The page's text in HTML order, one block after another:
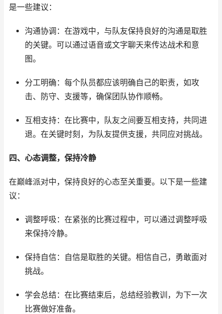
是一些建议：
沟通协调：在游戏中，与队友保持良好的沟通是取胜
的关键。可以通过语音或文字聊天来传达战术和意
图。
分工明确：每个队员都应该明确自己的职责，如攻
击、防守、支援等，确保团队协作顺畅。
互相支持：在比赛中，队友之间要互相支持，共同进
退。在关键时刻，为队友提供支援，共同应对挑战。
四、心态调整，保持冷静
在巅峰派对中，保持良好的心态至关重要。以下是一些建
议：
调整呼吸：在紧张的比赛过程中，可以通过调整呼吸
来保持冷静。
保持自信：自信是取胜的关键。相信自己，勇敢面对
挑战。
学会总结：在比赛结束后，总结经验教训，为下一次
比赛做好准备。